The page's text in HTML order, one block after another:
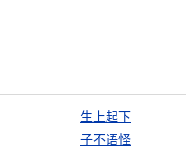
生上起下
子不语怪